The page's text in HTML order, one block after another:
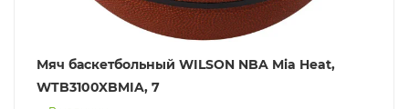
Мяч баскетбольный WILSON NBA Mia Heat,
WTB3100XBMIA, 7